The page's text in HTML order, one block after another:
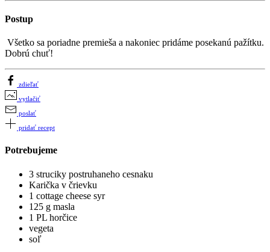
Postup
Všetko sa poriadne premieša a nakoniec pridáme posekanú pažítku.
Dobrú chuť!
zdieľať
vytlačiť
poslať
pridať recept
Potrebujeme
3 struciky postruhaneho cesnaku
Karička v črievku
1 cottage cheese syr
125 g masla
1 PL horčice
vegeta
soľ